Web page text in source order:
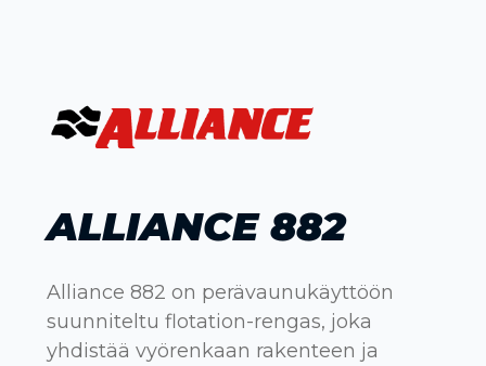
ALLIANCE 882
Alliance 882 on perävaunukäyttöön
suunniteltu flotation-rengas, joka
yhdistää vyörenkaan rakenteen ja